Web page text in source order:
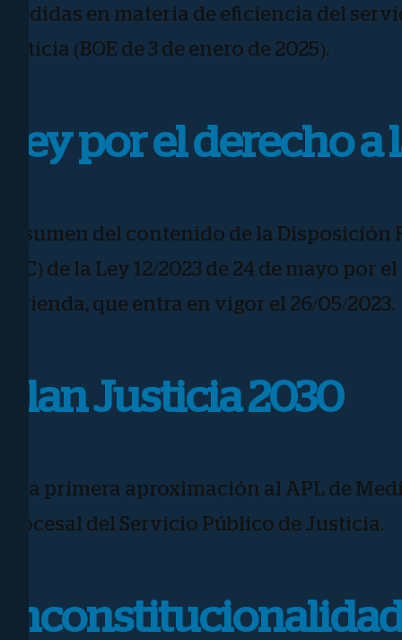
medidas en materia de eficiencia del
justicia (BOE de 3 de enero de 2025).
Ley por el derecho
Resumen del contenido de la Disposición
LEC) de la Ley 12/2023 de 24 de mayo por
vivienda, que entra en vigor el 26/05/2023.
Plan Justicia 2030
Una primera aproximación al APL de
Procesal del Servicio Público de Justicia.